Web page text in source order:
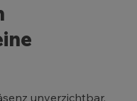
unverzichtbar.